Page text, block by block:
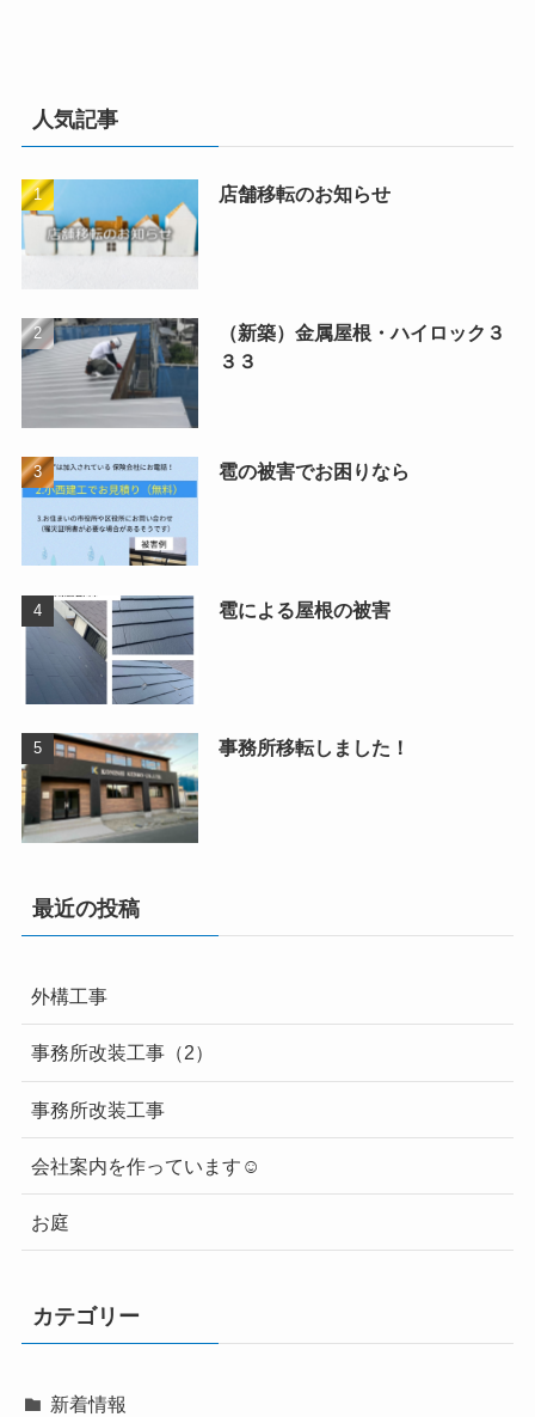
人気記事
店舗移転のお知らせ
（新築）金属屋根・ハイロック３
３３
雹の被害でお困りなら
雹による屋根の被害
事務所移転しました！
最近の投稿
外構工事
事務所改装工事（2）
事務所改装工事
会社案内を作っています☺
お庭
カテゴリー
新着情報